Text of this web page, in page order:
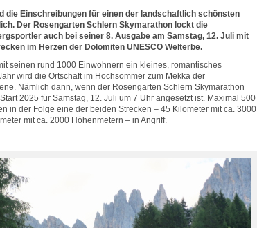
die Einschreibungen für einen der landschaftlich schönsten
Der Rosengarten Schlern Skymarathon lockt die
auch bei seiner 8. Ausgabe am Samstag, 12. Juli mit
im Herzen der Dolomiten UNESCO Welterbe.
seinen rund 1000 Einwohnern ein kleines, romantisches
wird die Ortschaft im Hochsommer zum Mekka der
Nämlich dann, wenn der Rosengarten Schlern Skymarathon
2025 für Samstag, 12. Juli um 7 Uhr angesetzt ist. Maximal 500
in der Folge eine der beiden Strecken – 45 Kilometer mit ca. 3000
mit ca. 2000 Höhenmetern – in Angriff.